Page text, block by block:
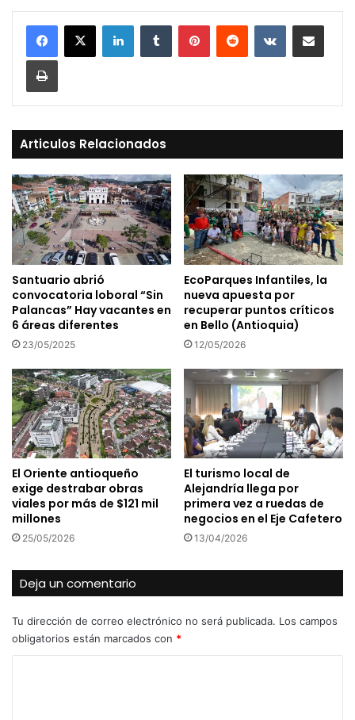
LinkedInTumblr PinterestReddit VKontakteCompartir vía Mail
Print
Articulos Relacionados
Santuario abrió
convocatoria loboral “Sin
Palancas” Hay vacantes en
6 áreas diferentes
23/05/2025
EcoParques Infantiles, la
nueva apuesta por
recuperar puntos críticos
en Bello (Antioquia)
12/05/2026
El Oriente antioqueño
exige destrabar obras
viales por más de $121 mil
millones
25/05/2026
El turismo local de
Alejandría llega por
primera vez a ruedas de
negocios en el Eje Cafetero
13/04/2026
Deja un comentario
Tu dirección de correo electrónico no será publicada. Los campos
obligatorios están marcados con *